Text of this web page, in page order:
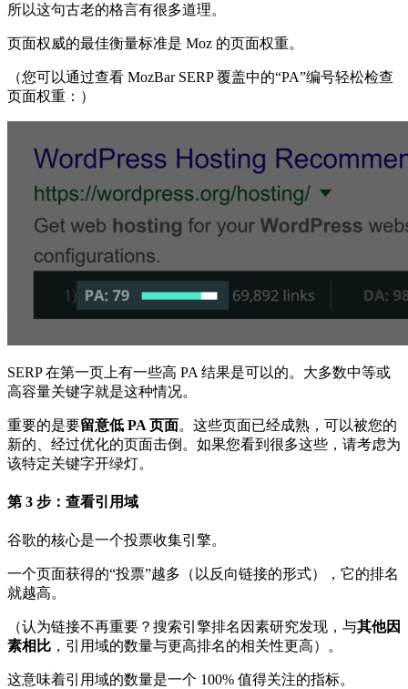
所以这句古老的格言有很多道理。
页面权威的最佳衡量标准是 Moz 的页面权重。
（您可以通过查看 MozBar SERP 覆盖中的“PA”编号轻松检查
页面权重：）
SERP 在第一页上有一些高 PA 结果是可以的。大多数中等或
高容量关键字就是这种情况。
重要的是要留意低 PA 页面。这些页面已经成熟，可以被您的
新的、经过优化的页面击倒。如果您看到很多这些，请考虑为
该特定关键字开绿灯。
第 3 步：查看引用域
谷歌的核心是一个投票收集引擎。
一个页面获得的“投票”越多（以反向链接的形式），它的排名
就越高。
（认为​​链接不再重要？搜索引擎排名因素研究发现，与其他因
素相比 ，引用域的数量与更高排名的相关性更高）。
这意味着引用域的数量是一个 100% 值得关注的指标。